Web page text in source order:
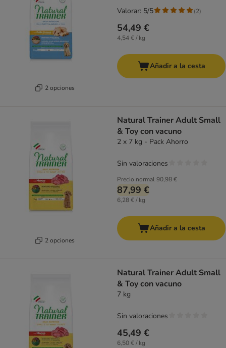
2 opciones
54,49 €
4,54 € / kg
Valorar: 5/5 (2)
Añadir a la cesta
2 opciones
Natural Trainer Adult Small
& Toy con vacuno
2 x 7 kg - Pack Ahorro
Precio normal90,98 €
87,99 €
6,28 € / kg
Sin valoraciones
Añadir a la cesta
Natural Trainer Adult Small
& Toy con vacuno
7 kg
45,49 €
6,50 € / kg
Sin valoraciones